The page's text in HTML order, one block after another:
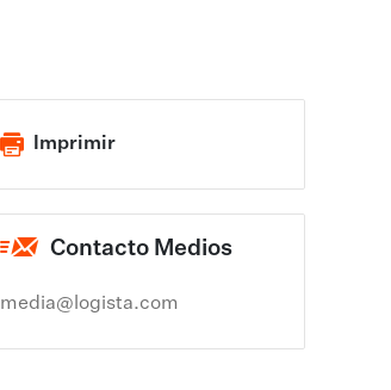
Imprimir
Contacto Medios
media@logista.com